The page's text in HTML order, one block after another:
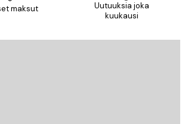
maksut
Uutuuksia joka
kuukausi